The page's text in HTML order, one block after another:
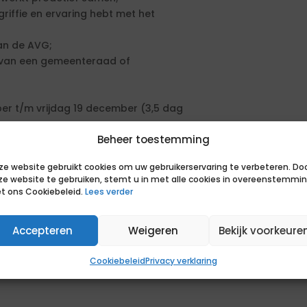
Beheer toestemming
website gebruikt cookies om uw gebruikerservaring te verbeteren.
website te gebruiken, stemt u in met alle cookies in
ons Cookiebeleid. Lees verder
Accepteren Weigeren Bekijk
CookiebeleidPrivacy verklaring
en ervaring hebt met het
de AVG;
een gemeenteraad of
t/m vrijdag 19 december (3,5 dag
bereid om incidenteel in de
van de kennis, creativiteit en
wij aan de stad van vandaag
is veelzijdig, concreet en heeft
op de gemeente Eindhoven en
goede werk- en privé balans.